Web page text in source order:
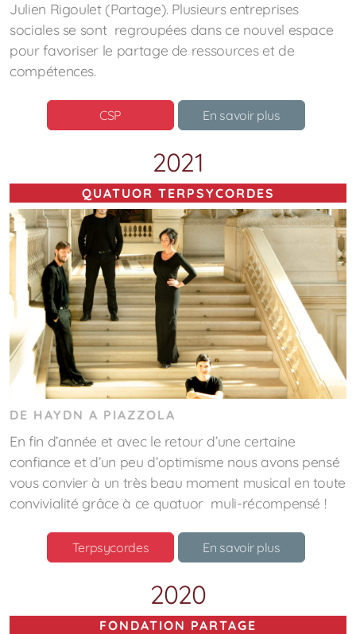
Julien Rigoulet (Partage). Plusieurs entreprises
sociales se sont regroupées dans ce nouvel espace
pour favoriser le partage de ressources et de
compétences.
CSP En savoir plus
2021
QUATUOR TERPSYCORDES
DE HAYDN A PIAZZOLA
En fin d’année et avec le retour d’une certaine
confiance et d’un peu d’optimisme nous avons pensé
vous convier à un très beau moment musical en toute
convivialité grâce à ce quatuor muli-récompensé !
Terpsycordes En savoir plus
2020
FONDATION PARTAGE